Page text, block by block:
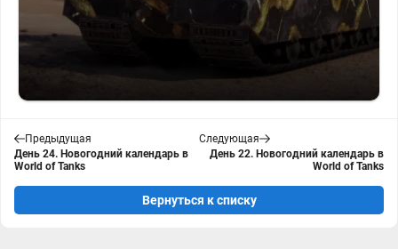
Предыдущая
День 24. Новогодний календарь в
World of Tanks
Следующая
День 22. Новогодний календарь в
World of Tanks
Вернуться к списку